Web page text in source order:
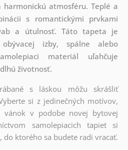
atmosféru. Teplé a
s romantickými prvkami
a útulnosť. Táto tapeta je
izby, spálne alebo
materiál uľahčuje
životnosť.
s láskou môžu skrášliť
si z jedinečných motívov,
vánok v podobe novej bytovej
samolepiacich tapiet si
ktorého sa budete radi vracať.